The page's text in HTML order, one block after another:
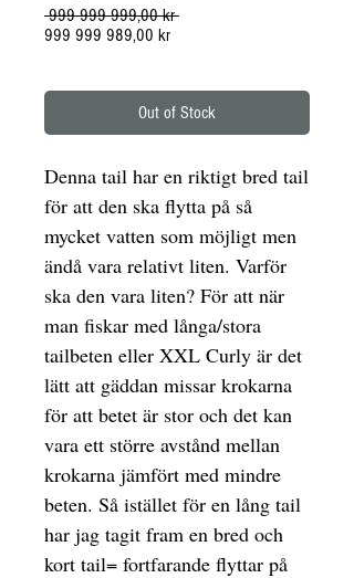
999 999 999,00 kr Regular
999 999 989,00 krSale
Out of Stock
Denna tail har en riktigt bred tail
för att den ska flytta på så
mycket vatten som möjligt men
ändå vara relativt liten. Varför
ska den vara liten? För att när
man fiskar med långa/stora
tailbeten eller XXL Curly är det
lätt att gäddan missar krokarna
för att betet är stor och det kan
vara ett större avstånd mellan
krokarna jämfört med mindre
beten. Så istället för en lång tail
har jag tagit fram en bred och
kort tail= fortfarande flyttar på